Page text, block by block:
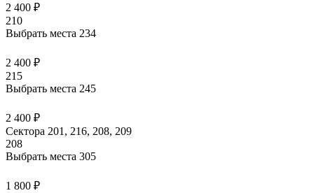
2 400 ₽
210
Выбрать места 234
2 400 ₽
215
Выбрать места 245
2 400 ₽
Сектора 201, 216, 208, 209
208
Выбрать места 305
1 800 ₽